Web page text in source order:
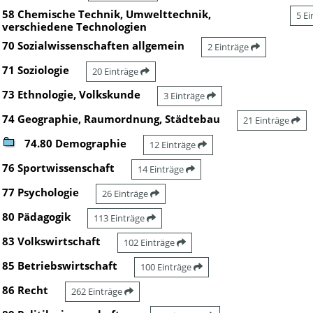
58 Chemische Technik, Umwelttechnik,
verschiedene Technologien
5
70 Sozialwissenschaften allgemein 2 Einträge
71 Soziologie 20 Einträge
73 Ethnologie, Volkskunde 3 Einträge
74 Geographie, Raumordnung, Städtebau 21 Einträge
74.80 Demographie 12 Einträge
76 Sportwissenschaft 14 Einträge
77 Psychologie 26 Einträge
80 Pädagogik 113 Einträge
83 Volkswirtschaft 102 Einträge
85 Betriebswirtschaft 100 Einträge
86 Recht 262 Einträge